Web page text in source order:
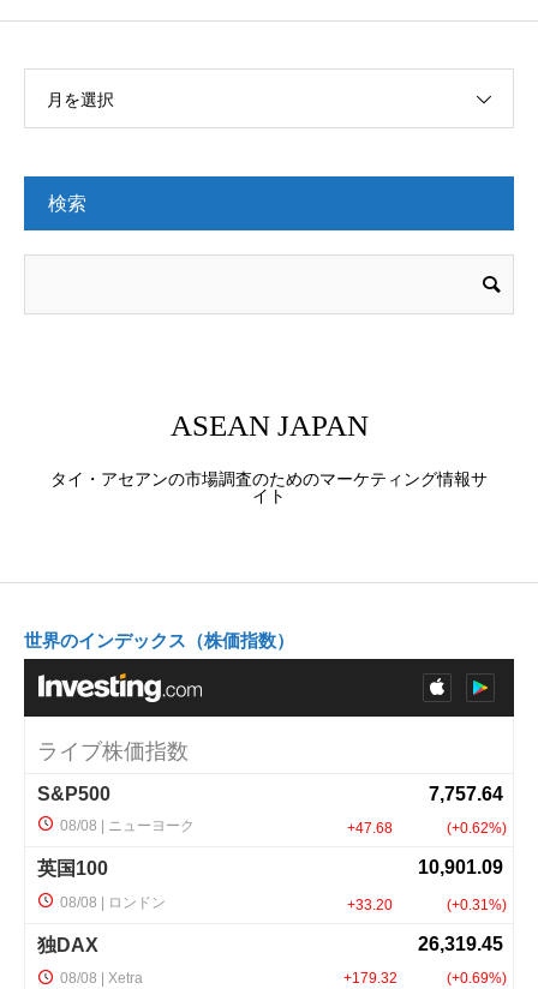
月を選択
検索
ASEAN JAPAN
タイ・アセアンの市場調査のためのマーケティング情報サ
イト
世界のインデックス（株価指数）